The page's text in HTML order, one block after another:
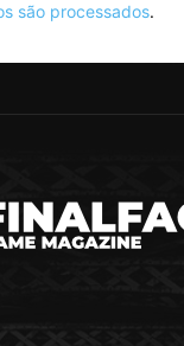
são processados.